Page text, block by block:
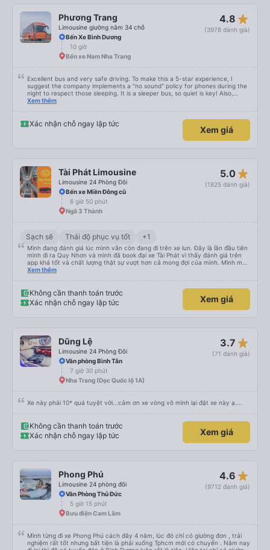
được đưa đến ga bằng xe buýt nhỏ. Họ cũng vận chuyển hàng hóa trong
suốt chuyến đi, và có thể sẽ có những điểm dừng chân. Tôi khuyên bạn nên
chọn công ty này và đặt chỗ ngồi VIP.
Phương Trang
Limousine giường nằm 34 chỗ
4.8 star_rate
(3978 đánh giá)
Bến Xe Bình Dương
10 giờ
Bến xe Nam Nha Trang
Excellent bus and very safe driving. To make this a 5-star experience, I
suggest the company implements a "no sound" policy for phones during the
night to respect those sleeping. It is a sleeper bus, so quiet is key! Also,
please display the Wi-Fi password clearly inside the cabin for convenience. I
quy định rõ ràng về việc giữ im lặng (tắt âm thanh điện thoại) vào ban đêm
để tránh làm phiền hành khách khác ngủ. Ngoài ra, nhà xe nên dán sẵn mật
khẩu Wi-Fi trong xe để hành khách dễ dàng sử dụng. Tôi vẫn sẽ tiếp tục ủng
Xem thêm
Xác nhận chỗ ngay lập tức
Xem giá
Tài Phát Limousine
Limousine 24 Phòng Đôi
5.0 star_rate
(1825 đánh giá)
Bến xe Miền Đông cũ
6 giờ 50 phút
Ngã 3 Thành
Sạch sẽ Thái độ phục vụ tốt +1
Mình đang đánh giá lúc mình vẫn còn đang đi trên xe lun. Đây là lần đầu tiên
mình đi ra Quy Nhơn và mình đã book đại xe Tài Phát vì thấy đánh giá trên
app khá tốt và chất lượng thật sự vượt hơn cả mong đợi của mình. Mình mua
giường đôi và vừa đủ cho 2 người. Nhân viên của nhà xe phải nói là siêu nhiệt
trung chuyển và lên xe lớn thì luôn hỗ trợ xách vali giùm tụi mình. Trên xe thì
có cả bánh và sữa miễn phí cho khách còn chuẩn bị cả thuốc say xe, dép,
mền, gối và đặc biệt là có gối ôm. Nchung là phải chấm nhà xe 10 sao mới
Xem thêm
Không cần thanh toán trước
Xác nhận chỗ ngay lập tức
Xem giá
Dũng Lệ
Limousine 24 Phòng Đôi
3.7 star_rate
(71 đánh giá)
Văn phòng Bình Tân
7 giờ 30 phút
Nha Trang (Dọc Quốc lộ 1A)
Xe này phải 10* quá tuyệt vời...cảm ơn xe vòng vô mình lại đặt xe này ạ....
Không cần thanh toán trước
Xác nhận chỗ ngay lập tức
Xem giá
Phong Phú
Limousine 24 phòng đôi
4.6 star_rate
(9712 đánh giá)
Văn Phòng Thủ Đức
5 giờ 15 phút
Bưu điện Cam Lâm
Mình từng đi xe Phong Phú cách đây 4 năm, lúc đó chỉ có giường đơn , trải
nghiệm rất tốt nhưng bất tiện là phải xuống Tphcm mới có chuyến . Năm nay